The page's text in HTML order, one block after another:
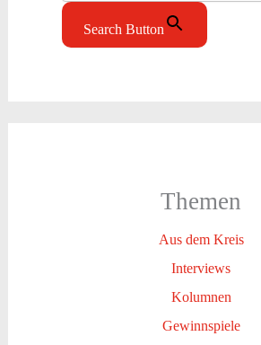
Search Button
Themen
Aus dem Kreis
Interviews
Kolumnen
Gewinnspiele